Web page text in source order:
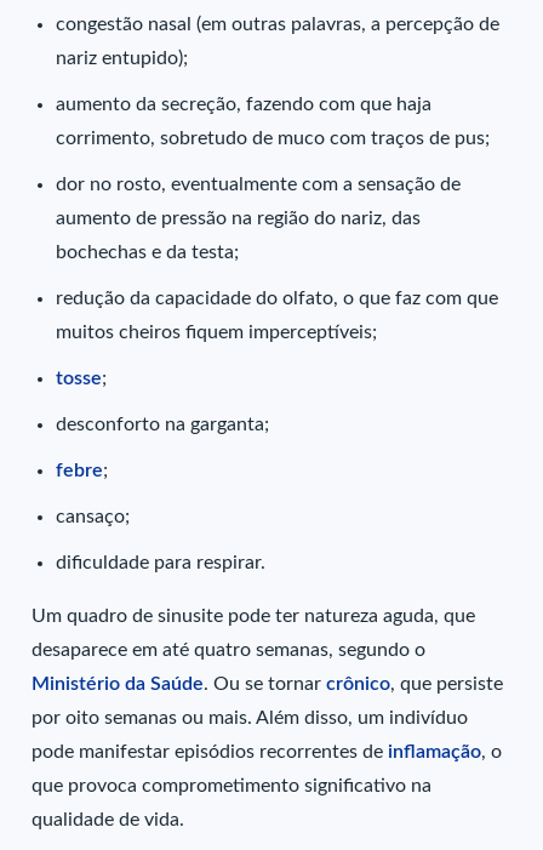
congestão nasal (em outras palavras, a percepção de
nariz entupido);
aumento da secreção, fazendo com que haja
corrimento, sobretudo de muco com traços de pus;
dor no rosto, eventualmente com a sensação de
aumento de pressão na região do nariz, das
bochechas e da testa;
redução da capacidade do olfato, o que faz com que
muitos cheiros fiquem imperceptíveis;
tosse;
desconforto na garganta;
febre;
cansaço;
dificuldade para respirar.
Um quadro de sinusite pode ter natureza aguda, que
desaparece em até quatro semanas, segundo o
Ministério da Saúde. Ou se tornarcrônico, que persiste
por oito semanas ou mais. Além disso, um indivíduo
pode manifestar episódios recorrentes de inflamação, o
que provoca comprometimento significativo na
qualidade de vida.